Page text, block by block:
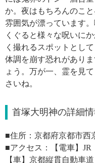
か。夜はもちろんのこ
雰囲気が漂っています
くぐると様々な呪いに
く撮れるスポットとし
体調を崩す恐れがあり
ょう。万が一、霊を見
さいね。
首塚大明神の詳細情
■住所：京都府京都市西
■アクセス：【電車】JR
【車】京都縦貫自動車